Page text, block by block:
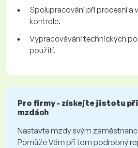
Spolupracování při procesní a
kontrole.
Vypracovávání technických
použití.
Pro firmy - získejte jistotu
mzdách
Nastavte mzdy svým
Pomůže Vám při tom podrobný